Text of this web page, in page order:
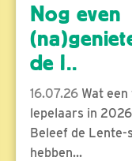
Nog even
de l..
16.07.26Wat een
lepelaars in
Beleef de Lente-
hebben...